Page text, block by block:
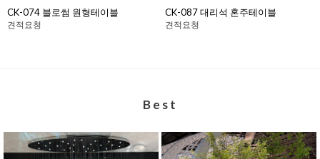
CK-074 블로썸 원형테이블
견적요청
CK-087 대리석 혼주테이블
견적요청
Best